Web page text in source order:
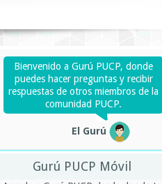
Bienvenido a Gurú PUCP, donde
puedes hacer preguntas y recibir
respuestas de otros miembros de la
comunidad PUCP.
El Gurú
Gurú PUCP Móvil